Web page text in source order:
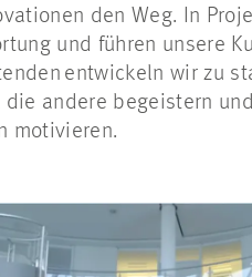
den Weg. In
und führen unsere
entwickeln wir zu
die andere begeistern
motivieren.